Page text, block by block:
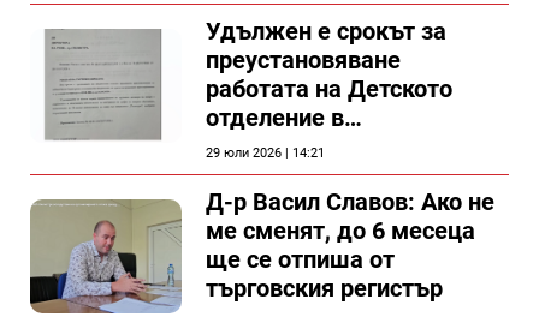
Удължен е срокът за
преустановяване
работата на Детското
отделение в
силистренската болница
29 юли 2026 | 14:21
Д-р Васил Славов: Ако не
ме сменят, до 6 месеца
ще се отпиша от
търговския регистър